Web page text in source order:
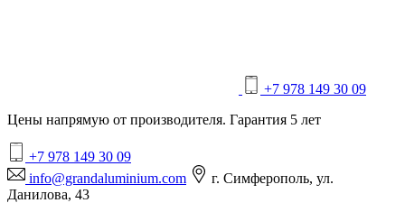
+7 978 149 30 09
Цены напрямую от производителя. Гарантия 5 лет
+7 978 149 30 09
info@grandaluminium.com
г. Симферополь, ул.
Данилова, 43